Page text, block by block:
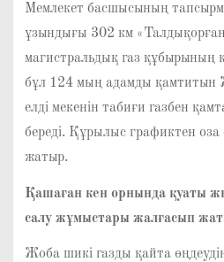
Мемлекет басшысының
ұзындығы 302 км
магистральдық газ құбырының
бұл 124 мың адамды қамтитын
елді мекенін табиғи газбен
береді. Құрылыс графиктен оза
жатыр.
Қашаған кен орнында қуаты
салу жұмыстары жалғасып
Жоба шикі газды қайта